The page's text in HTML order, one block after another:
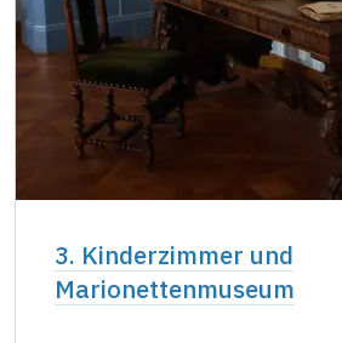
3. Kinderzimmer und
Marionettenmuseum